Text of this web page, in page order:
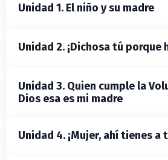
Unidad 1. El niño y su madre
Unidad 2. ¡Dichosa tú porque
Unidad 3. Quien cumple la
Dios esa es mi madre
Unidad 4. ¡Mujer, ahí tienes a